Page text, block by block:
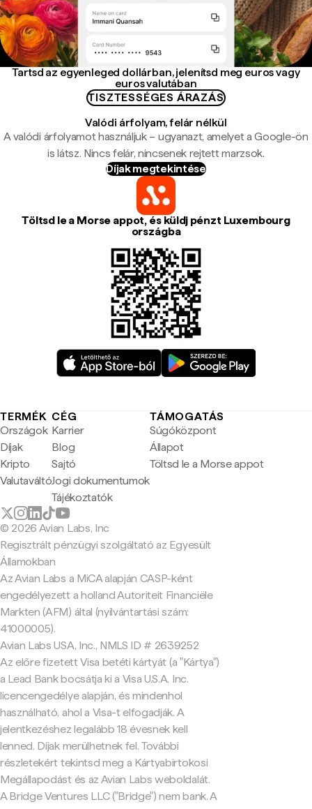
Tartsd az egyenleged dollárban, jelenítsd meg euros vagy
euros valutában
TISZTESSÉGES ÁRAZÁS
Valódi árfolyam, felár nélkül
A valódi árfolyamot használjuk – ugyanazt, amelyet a Google-ön
is látsz. Nincs felár, nincsenek rejtett marzsok.
Díjak megtekintése
Töltsd le a Morse appot, és küldj pénzt Luxembourg
országba
TERMÉK
Országok
Díjak
Kripto
Valutaváltó
CÉG
Karrier
Blog
Sajtó
Jogi dokumentumok
Tájékoztatók
TÁMOGATÁS
Súgóközpont
Állapot
Töltsd le a Morse appot
© 2026 Avian Labs, Inc
Regisztrált pénzügyi szolgáltató az Egyesült
Államokban
Az Avian Labs a MiCA alapján CASP-ként
engedélyezett a holland Autoriteit Financiële
Markten (AFM) által (nyilvántartási szám:
41000005).
Avian Labs USA, Inc., NMLS ID # 2639252
Az előre fizetett Visa betéti kártyát (a "Kártya")
a Lead Bank bocsátja ki a Visa U.S.A. Inc.
licencengedélye alapján, és mindenhol
használható, ahol a Visa-t elfogadják. A
jelentkezéshez legalább 18 évesnek kell
lenned. Díjak merülhetnek fel. További
részletekért tekintsd meg a Kártyabirtokosi
Megállapodást és az Avian Labs weboldalát.
A Bridge Ventures LLC ("Bridge") nem bank. A